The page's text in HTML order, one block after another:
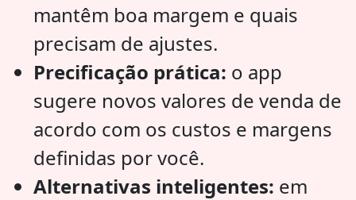
mantêm boa margem e quais
precisam de ajustes.
Precificação prática: o app
sugere novos valores de venda de
acordo com os custos e margens
definidas por você.
Alternativas inteligentes: em